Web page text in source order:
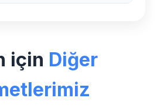
başarı
fark yaratıyoruz.
için Diğer